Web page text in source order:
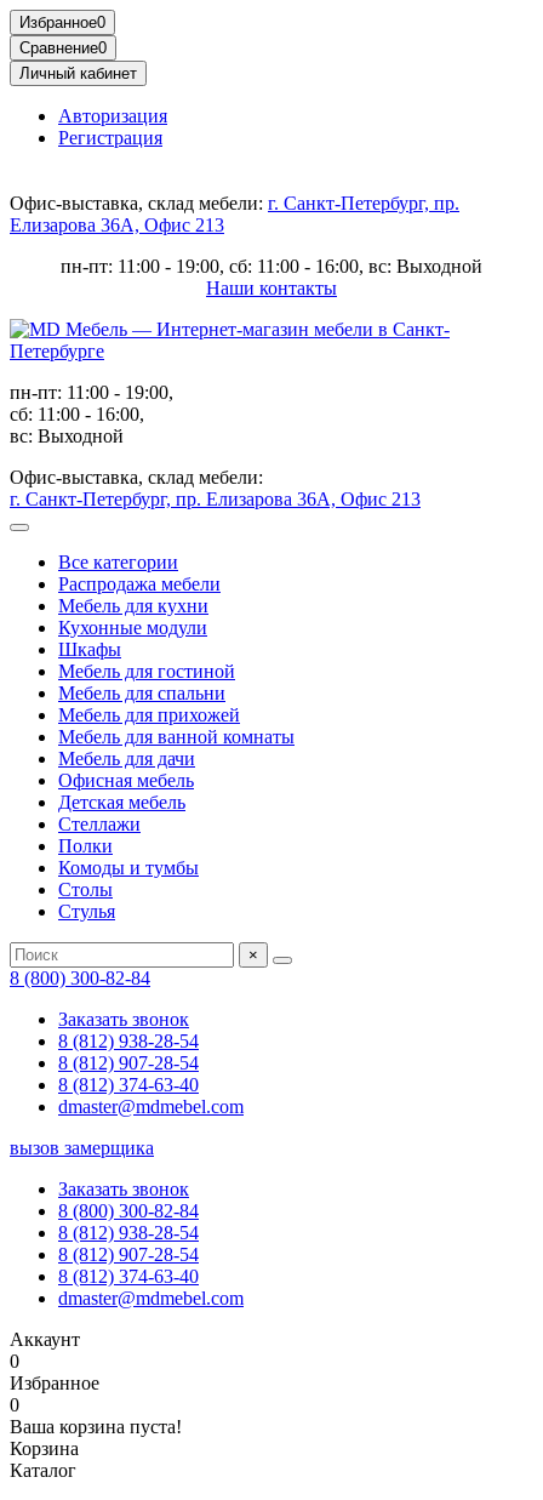
Избранное0
Сравнение0
Личный кабинет
Авторизация
Регистрация
Офис-выставка, склад мебели: г. Санкт-Петербург, пр.
Елизарова 36А, Офис 213
пн-пт: 11:00 - 19:00, сб: 11:00 - 16:00, вс: Выходной
Наши контакты
пн-пт: 11:00 - 19:00,
сб: 11:00 - 16:00,
вс: Выходной
Офис-выставка, склад мебели:
г. Санкт-Петербург, пр. Елизарова 36А, Офис 213
Все категории
Распродажа мебели
Мебель для кухни
Кухонные модули
Шкафы
Мебель для гостиной
Мебель для спальни
Мебель для прихожей
Мебель для ванной комнаты
Мебель для дачи
Офисная мебель
Детская мебель
Стеллажи
Полки
Комоды и тумбы
Столы
Стулья
×
8 (800) 300-82-84
Заказать звонок
8 (812) 938-28-54
8 (812) 907-28-54
8 (812) 374-63-40
dmaster@mdmebel.com
вызов замерщика
Заказать звонок
8 (800) 300-82-84
8 (812) 938-28-54
8 (812) 907-28-54
8 (812) 374-63-40
dmaster@mdmebel.com
Аккаунт
0
Избранное
0
Ваша корзина пуста!
Корзина
Каталог